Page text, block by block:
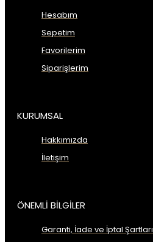
Hesabım
Sepetim
Favorilerim
Siparişlerim
KURUMSAL
Hakkımızda
İletişim
ÖNEMLİ BİLGİLER
Garanti, İade ve İptal Şartları